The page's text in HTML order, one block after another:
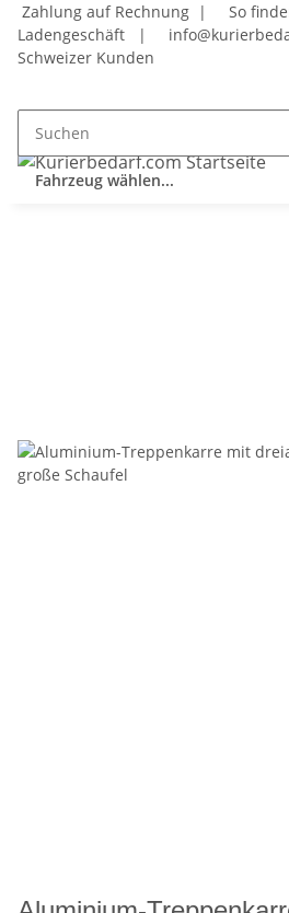
Zahlung auf Rechnung |
So
Ladengeschäft
|
Schweizer Kunden
Fahrzeug wählen...